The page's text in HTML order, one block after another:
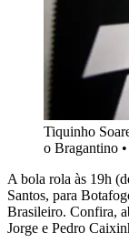
Tiquinho
o Bragantino •
A bola rola às 19h
Santos, para
Brasileiro. Confira,
Jorge e Pedro